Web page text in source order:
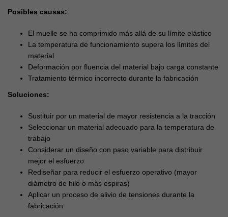
Posibles causas:
El muelle se ha comprimido más allá de su límite elástico
La temperatura de funcionamiento supera los límites del
material
Deformación por fluencia del material bajo carga constante
Tratamiento térmico incorrecto durante la fabricación
Soluciones:
Sustituir por un material de mayor resistencia a la tracción
Seleccionar un material adecuado para la temperatura de
trabajo
Considerar un diseño con paso variable para distribuir
mejor el esfuerzo
Rediseñar para reducir el esfuerzo operativo (mayor
diámetro de hilo o más espiras)
Aplicar un proceso de alivio de tensiones durante la
fabricación